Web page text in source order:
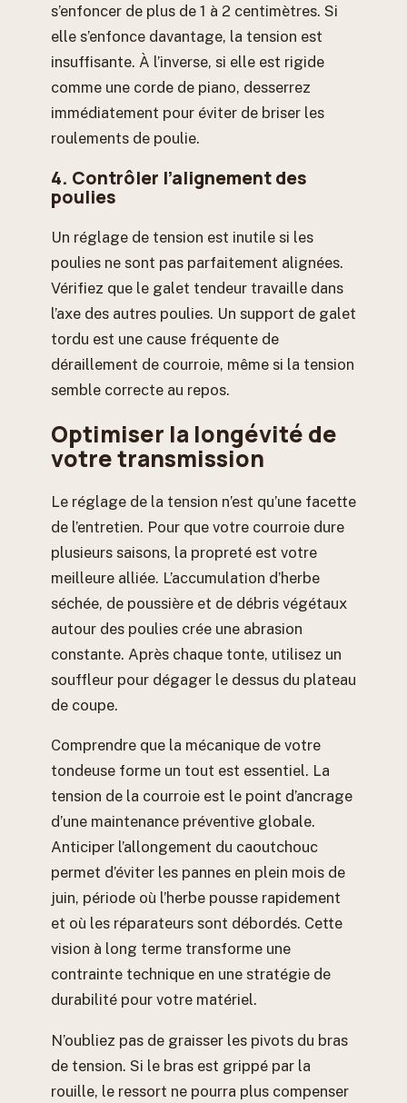
s’enfoncer de plus de 1 à 2 centimètres. Si
elle s’enfonce davantage, la tension est
insuffisante. À l’inverse, si elle est rigide
comme une corde de piano, desserrez
immédiatement pour éviter de briser les
roulements de poulie.
4. Contrôler l’alignement des
poulies
Un réglage de tension est inutile si les
poulies ne sont pas parfaitement alignées.
Vérifiez que le galet tendeur travaille dans
l’axe des autres poulies. Un support de galet
tordu est une cause fréquente de
déraillement de courroie, même si la tension
semble correcte au repos.
Optimiser la longévité de
votre transmission
Le réglage de la tension n’est qu’une facette
de l’entretien. Pour que votre courroie dure
plusieurs saisons, la propreté est votre
meilleure alliée. L’accumulation d’herbe
séchée, de poussière et de débris végétaux
autour des poulies crée une abrasion
constante. Après chaque tonte, utilisez un
souffleur pour dégager le dessus du plateau
de coupe.
Comprendre que la mécanique de votre
tondeuse forme un tout est essentiel. La
tension de la courroie est le point d’ancrage
d’une maintenance préventive globale.
Anticiper l’allongement du caoutchouc
permet d’éviter les pannes en plein mois de
juin, période où l’herbe pousse rapidement
et où les réparateurs sont débordés. Cette
vision à long terme transforme une
contrainte technique en une stratégie de
durabilité pour votre matériel.
N’oubliez pas de graisser les pivots du bras
de tension. Si le bras est grippé par la
rouille, le ressort ne pourra plus compenser